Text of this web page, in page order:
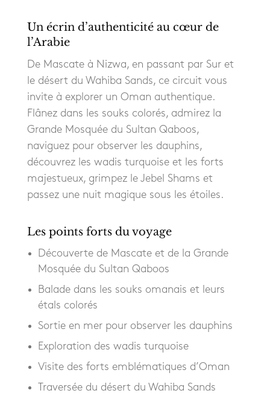
Un écrin d’authenticité au cœur de
l’Arabie
De Mascate à Nizwa, en passant par Sur et
le désert du Wahiba Sands, ce circuit vous
invite à explorer un Oman authentique.
Flânez dans les souks colorés, admirez la
Grande Mosquée du Sultan Qaboos,
naviguez pour observer les dauphins,
découvrez les wadis turquoise et les forts
majestueux, grimpez le Jebel Shams et
passez une nuit magique sous les étoiles.
Les points forts du voyage
Découverte de Mascate et de la Grande
Mosquée du Sultan Qaboos
Balade dans les souks omanais et leurs
étals colorés
Sortie en mer pour observer les dauphins
Exploration des wadis turquoise
Visite des forts emblématiques d’Oman
Traversée du désert du Wahiba Sands